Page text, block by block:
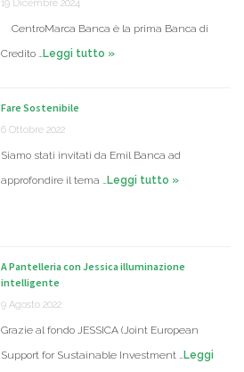
19 Dicembre 2024
CentroMarca Banca è la prima Banca di
Credito …Leggi tutto »
Fare Sostenibile
6 Ottobre 2022
Siamo stati invitati da Emil Banca ad
approfondire il tema …Leggi tutto »
A Pantelleria con Jessica illuminazione
intelligente
9 Agosto 2022
Grazie al fondo JESSICA (Joint European
Support for Sustainable Investment …Leggi